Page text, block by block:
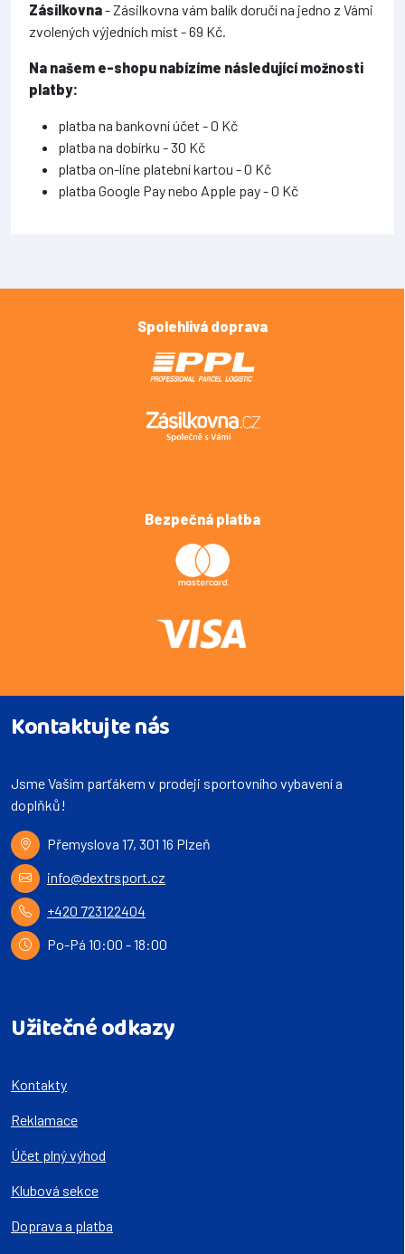
Zásilkovna- Zásilkovna vám balík doručí na jedno z Vámi
zvolených výjedních míst - 69 Kč.
Na našem e-shopu nabízíme následující možnosti
platby:
platba na bankovní účet - 0 Kč
platba na dobírku - 30 Kč
platba on-line platební kartou - 0 Kč
platba Google Pay nebo Apple pay - 0 Kč
Spolehlivá doprava
Bezpečná platba
Kontaktujte nás
Jsme Vaším parťákem v prodeji sportovního vybavení a
doplňků!
Přemyslova 17, 301 16 Plzeň
info@dextrsport.cz
+420 723122404
Po-Pá 10:00 - 18:00
Užitečné odkazy
Kontakty
Reklamace
Účet plný výhod
Klubová sekce
Doprava a platba